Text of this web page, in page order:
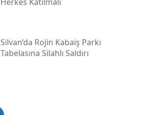
Silvan’da Rojin Kabaiş Parkı
Tabelasına Silahlı Saldırı